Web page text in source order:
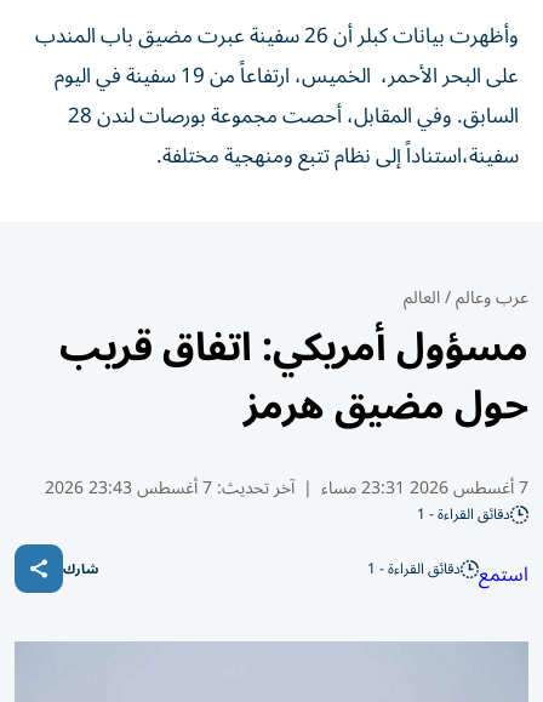
وأظهرت بيانات كبلر أن 26 سفينة عبرت مضيق باب المندب
على البحر الأحمر، ​الخميس، ارتفاعاً من 19 سفينة في اليوم
السابق. وفي المقابل، أحصت مجموعة بورصات لندن 28
سفينة،استناداً إلى نظام تتبع ومنهجية مختلفة.
عرب وعالم/العالم
مسؤول أمريكي: اتفاق قريب
حول مضيق هرمز
7 أغسطس 2026 23:31 مساء | آخر تحديث:7 أغسطس 23:43 2026
دقائق القراءة - 1
استمع دقائق القراءة - 1 شارك